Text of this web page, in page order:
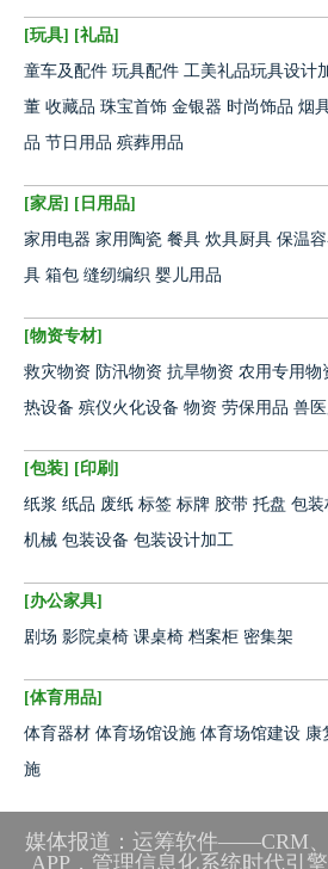
[玩具] [礼品]
童车及配件 玩具配件 工美礼品玩具设计
董 收藏品 珠宝首饰 金银器 时尚饰品 烟
品 节日用品 殡葬用品
[家居] [ 日用品]
家用电器 家用陶瓷 餐具 炊具厨具 保温
具 箱包 缝纫编织 婴儿用品
[物资专材]
救灾物资 防汛物资 抗旱物资 农用专用物
热设备 殡仪火化设备 物资 劳保用品 兽
[包装] [印刷]
纸浆 纸品 废纸 标签 标牌 胶带 托盘 包装
机械 包装设备 包装设计加工
[办公家具]
剧场 影院桌椅 课桌椅 档案柜 密集架
[体育用品]
体育器材 体育场馆设施 体育场馆建设 康
施
媒体报道：运筹软件——CRM、
APP，管理信息化系统时代引